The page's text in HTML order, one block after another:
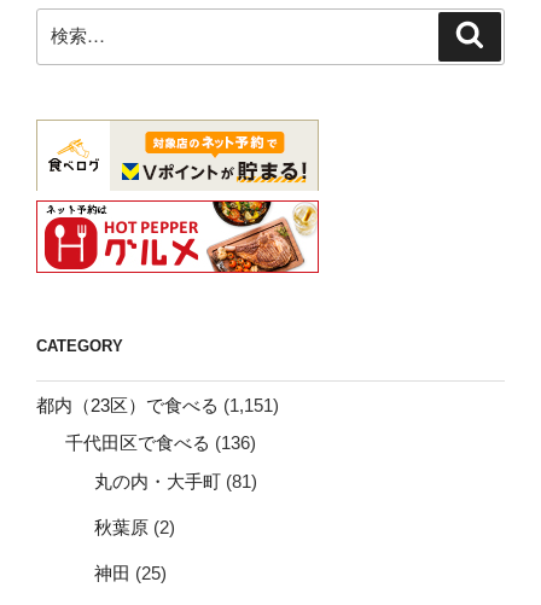
索:
CATEGORY
都内（23区）で食べる (1,151)
千代田区で食べる (136)
丸の内・大手町 (81)
秋葉原 (2)
神田 (25)